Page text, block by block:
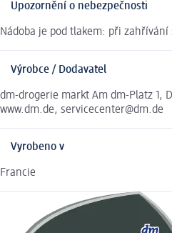
Upozornění o nebezpečnosti
Nádoba je pod tlakem: při
Výrobce / Dodavatel
dm-drogerie markt Am dm-Platz 1,
www.dm.de, servicecenter@dm.de
Vyrobeno v
Francie